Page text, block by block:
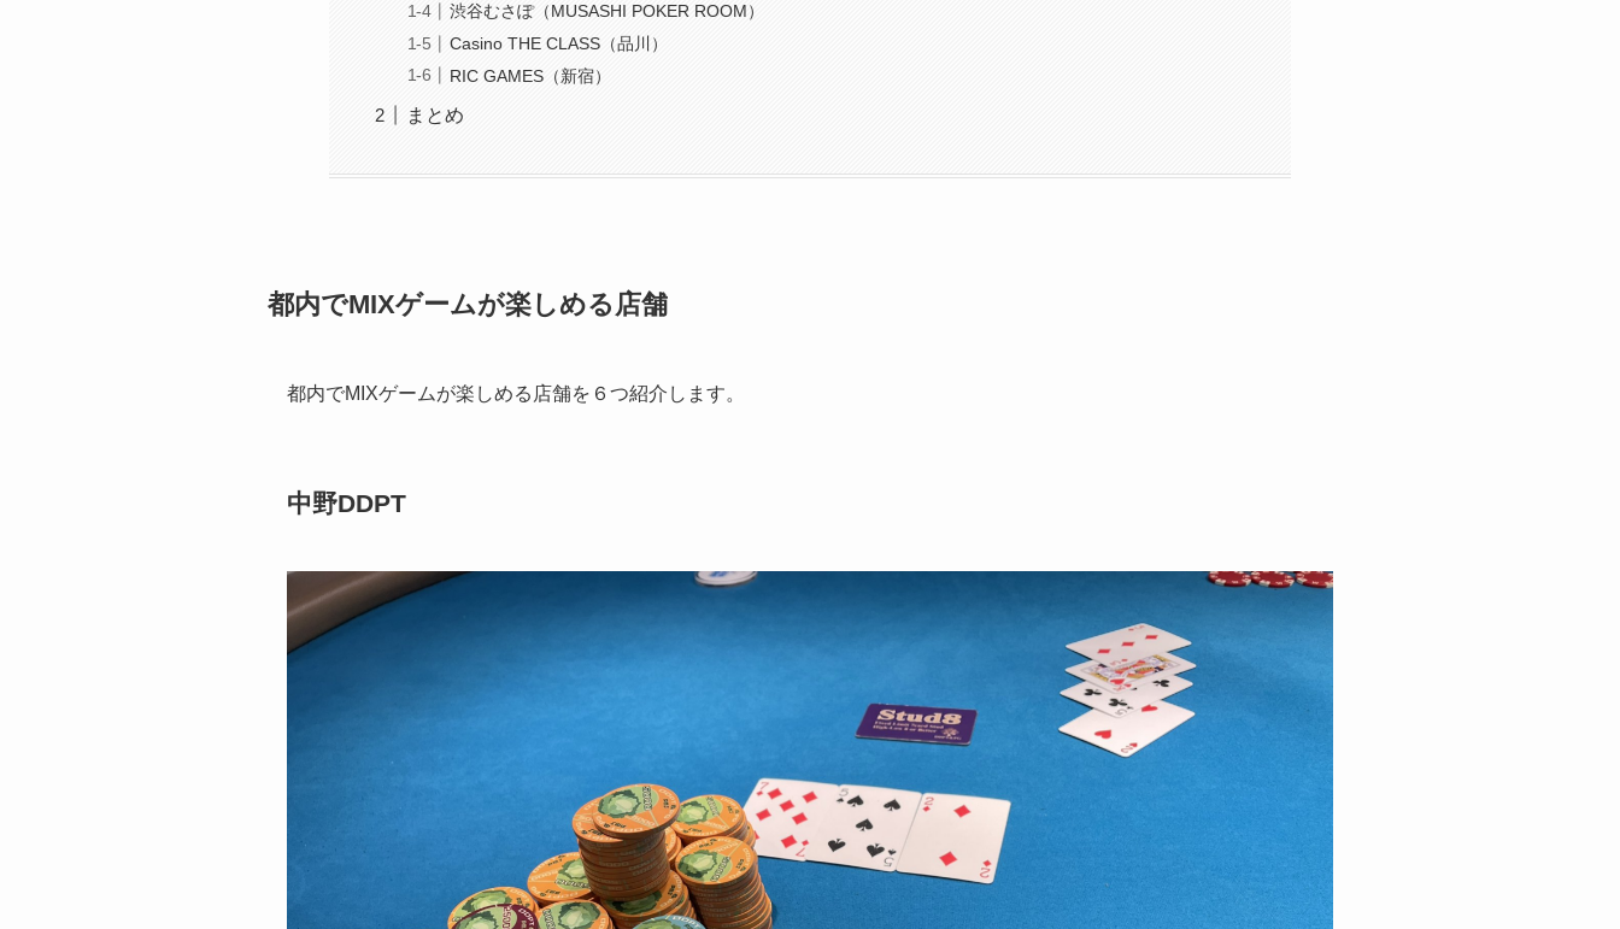
渋谷むさぽ（MUSASHI POKER ROOM）
Casino THE CLASS（品川）
RIC GAMES（新宿）
まとめ
都内でMIXゲームが楽しめる店舗
都内でMIXゲームが楽しめる店舗を６つ紹介します。
中野DDPT